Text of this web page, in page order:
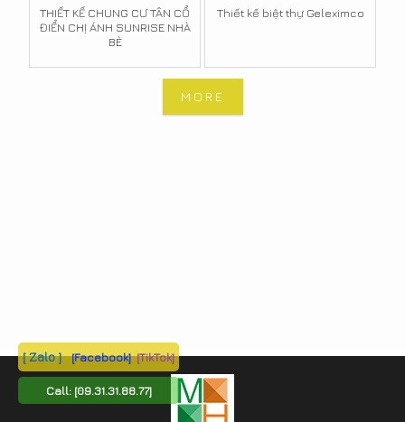
THIẾT KẾ CHUNG CƯ TÂN CỔ
ĐIỂN CHỊ ÁNH SUNRISE NHÀ
BÈ
Thiết kế biệt thự Geleximco
MORE
[ Zalo ] [Facebook] [TikTok]
Call: [09.31.31.88.77]